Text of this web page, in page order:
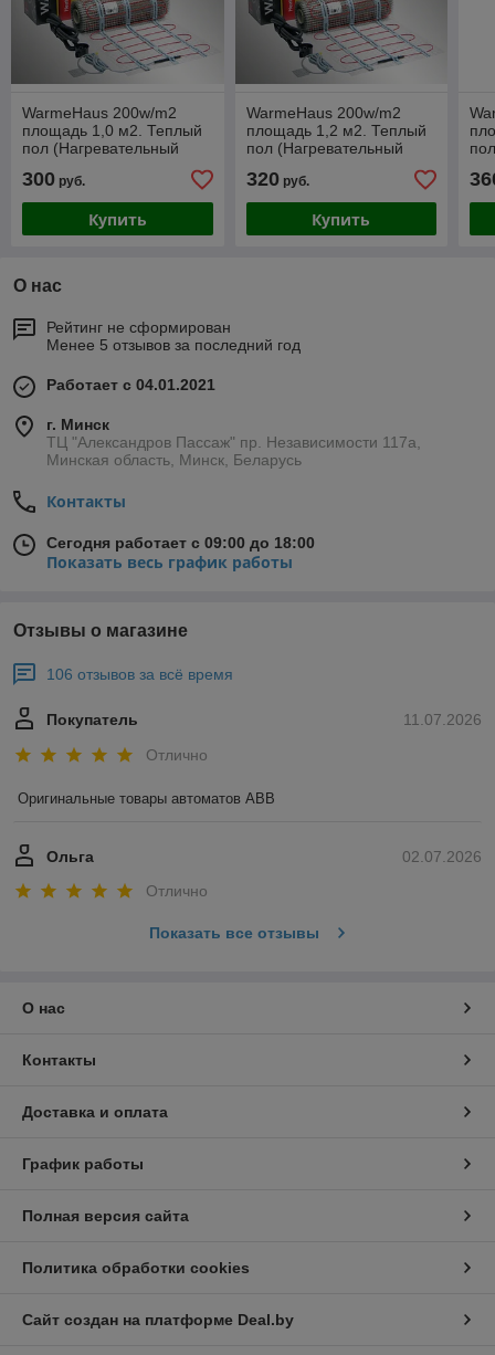
WarmeHaus 200w/m2
площадь 1,0 м2. Теплый
пол (Нагревательный
300 руб.
Купить
WarmeHaus 200w/m2
площадь 1,2 м2. Теплый
пол (Нагревательный
320руб.
Купить
О нас
Рейтинг не сформирован
Менее 5 отзывов за последний год
Работает с 04.01.2021
г. Минск
ТЦ "Александров Пассаж" пр. Независимости 117а,
Минская область, Минск, Беларусь
Контакты
Сегодня работает с 09:00 до 18:00
Показать весь график работы
Отзывы о магазине
106 отзывов за всё время
11.07.2026
Покупатель
Отлично
Оригинальные товары автоматов ABB
02.07.2026
Ольга
Отлично
Показать все отзывы
О нас
Контакты
Доставка и оплата
График работы
Полная версия сайта
Политика обработки cookies
Сайт создан на платформе Deal.by